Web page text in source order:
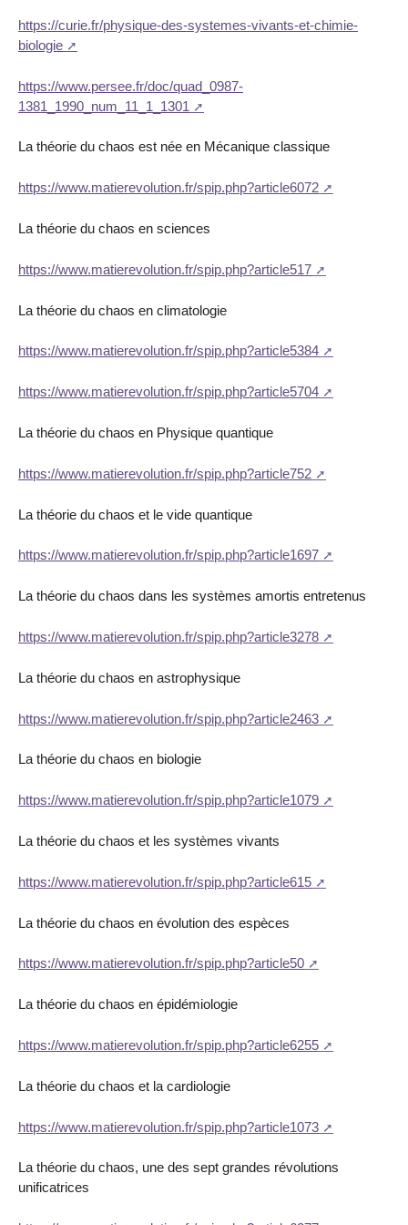
https://curie.fr/physique-des-systemes-vivants-et-chimie-
biologie
https://www.persee.fr/doc/quad_0987-
1381_1990_num_11_1_1301
La théorie du chaos est née en Mécanique classique
https://www.matierevolution.fr/spip.php?article6072
La théorie du chaos en sciences
https://www.matierevolution.fr/spip.php?article517
La théorie du chaos en climatologie
https://www.matierevolution.fr/spip.php?article5384
https://www.matierevolution.fr/spip.php?article5704
La théorie du chaos en Physique quantique
https://www.matierevolution.fr/spip.php?article752
La théorie du chaos et le vide quantique
https://www.matierevolution.fr/spip.php?article1697
La théorie du chaos dans les systèmes amortis entretenus
https://www.matierevolution.fr/spip.php?article3278
La théorie du chaos en astrophysique
https://www.matierevolution.fr/spip.php?article2463
La théorie du chaos en biologie
https://www.matierevolution.fr/spip.php?article1079
La théorie du chaos et les systèmes vivants
https://www.matierevolution.fr/spip.php?article615
La théorie du chaos en évolution des espèces
https://www.matierevolution.fr/spip.php?article50
La théorie du chaos en épidémiologie
https://www.matierevolution.fr/spip.php?article6255
La théorie du chaos et la cardiologie
https://www.matierevolution.fr/spip.php?article1073
La théorie du chaos, une des sept grandes révolutions
unificatrices